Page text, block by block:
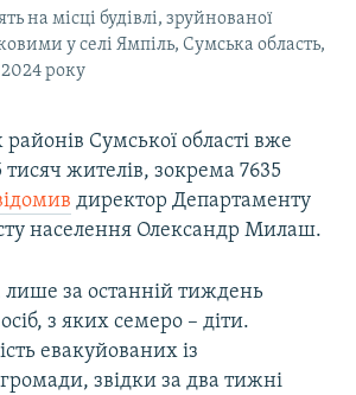
на місці будівлі, зруйнованої
у селі Ямпіль, Сумська область,
року
Сумської області вже
тисяч жителів, зокрема 7635
директор Департаменту
населення Олександр Милаш.
лише за останній тиждень
з яких семеро – діти.
евакуйованих із
звідки за два тижні